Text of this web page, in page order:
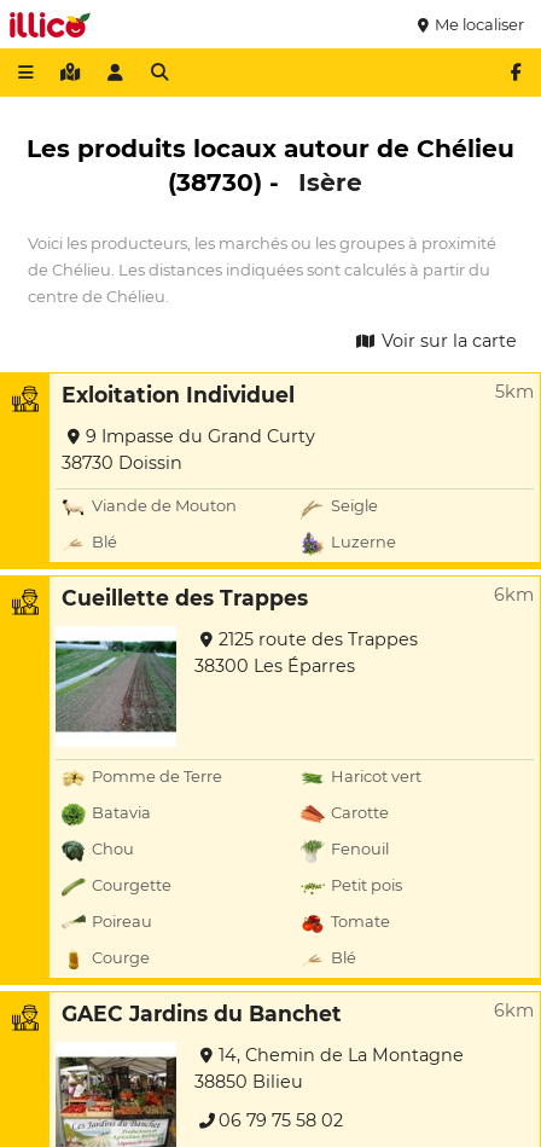
Me localiser
Les produits locaux autour de Chélieu
(38730) -
Isère
Voici les producteurs, les marchés ou les groupes à proximité
de Chélieu. Les distances indiquées sont calculés à partir du
centre de Chélieu.
Voir sur la carte
Exloitation Individuel 5km
9 Impasse du Grand Curty
38730 Doissin
Viande de Mouton
Seigle
Blé
Luzerne
Cueillette des Trappes 6km
2125 route des Trappes
38300 Les Éparres
Pomme de Terre
Haricot vert
Batavia
Carotte
Chou
Fenouil
Courgette
Petit pois
Poireau
Tomate
Courge
Blé
GAEC Jardins du Banchet 6km
14, Chemin de La Montagne
38850 Bilieu
06 79 75 58 02